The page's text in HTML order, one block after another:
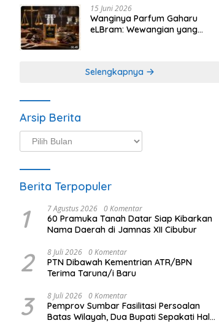
Minangkabau
15 Juni 2026
Wanginya Parfum Gaharu
eLBram: Wewangian yang
Selengkapnya
Arsip Berita
Arsip
Berita
Berita Terpopuler
1 7 Agustus 2026 0 Komentar
60 Pramuka Tanah Datar Siap Kibarkan
Nama Daerah di Jamnas XII Cibubur
2 8 Juli 2026 0 Komentar
PTN Dibawah Kementrian ATR/BPN
Terima Taruna/i Baru
3 8 Juli 2026 0 Komentar
Pemprov Sumbar Fasilitasi Persoalan
Batas Wilayah, Dua Bupati Sepakati Hal